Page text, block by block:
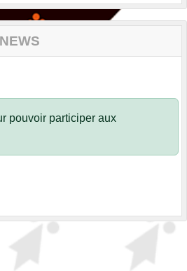
pouvoir participer aux